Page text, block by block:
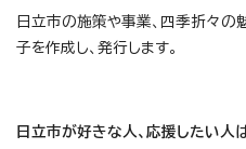
日立市の施策や事業、四季折々の
子を作成し、発行します。
日立市が好きな人、応援したい人